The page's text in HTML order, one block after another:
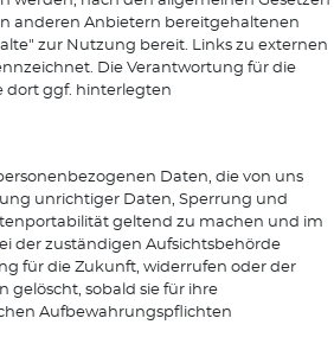
anderen Anbietern bereitgehaltenen
zur Nutzung bereit. Links zu externen
Die Verantwortung für die
dort ggf. hinterlegten
Daten, die von uns
unrichtiger Daten, Sperrung und
geltend zu machen und im
der zuständigen Aufsichtsbehörde
für die Zukunft, widerrufen oder der
gelöscht, sobald sie für ihre
Aufbewahrungspflichten